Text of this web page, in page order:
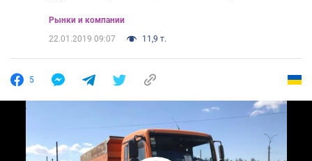
Рынки и компании
22.01.2019 09:07
11,9 т.
5